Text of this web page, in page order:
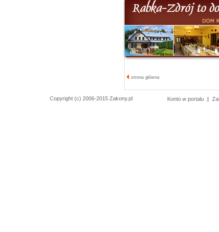
strona główna
Copyright (c) 2006-2015 Zakony.pl Konto w portalu |